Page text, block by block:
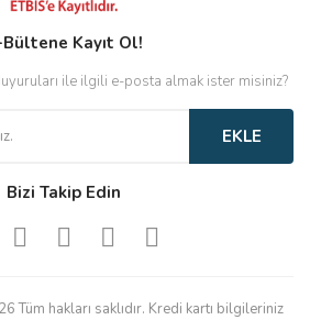
Bültene Kayıt Ol!
ile ilgili e-posta almak ister misiniz?
EKLE
Bizi Takip Edin
Tüm hakları saklıdır. Kredi kartı bilgileriniz